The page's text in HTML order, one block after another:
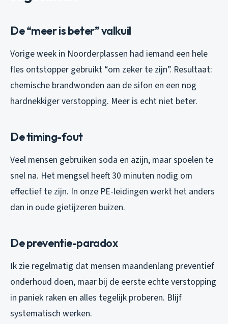
De “meer is beter” valkuil
Vorige week in Noorderplassen had iemand een hele
fles ontstopper gebruikt “om zeker te zijn”. Resultaat:
chemische brandwonden aan de sifon en een nog
hardnekkiger verstopping. Meer is echt niet beter.
De timing-fout
Veel mensen gebruiken soda en azijn, maar spoelen te
snel na. Het mengsel heeft 30 minuten nodig om
effectief te zijn. In onze PE-leidingen werkt het anders
dan in oude gietijzeren buizen.
De preventie-paradox
Ik zie regelmatig dat mensen maandenlang preventief
onderhoud doen, maar bij de eerste echte verstopping
in paniek raken en alles tegelijk proberen. Blijf
systematisch werken.